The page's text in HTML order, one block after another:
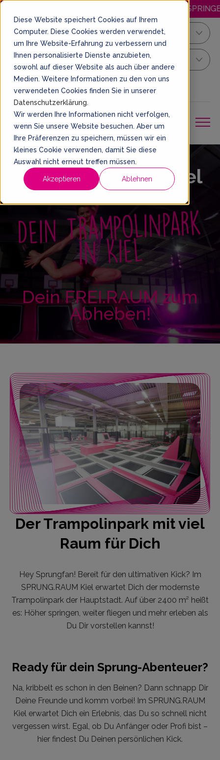
Diese Website speichert Cookies auf Ihrem
Computer. Diese Cookies werden verwendet,
um Ihre Website-Erfahrung zu verbessern und
Ihnen personalisierte Dienste anzubieten,
sowohl auf dieser Website als auch über andere
Medien. Weitere Informationen zu den von uns
verwendeten Cookies finden Sie in unserer
Datenschutzerklärung.
Wir werden Ihre Informationen nicht verfolgen,
wenn Sie unsere Website besuchen. Aber um
Ihre Präferenzen zu speichern, müssen wir ein
kleines Cookie verwenden, damit Sie diese
Auswahl nicht erneut treffen müssen.
Akzeptieren Ablehnen
JEDEN MITTWOCH GÜNSTIGER SPRINGEN!
Kiel
Dein Sprung Ticket
EIN TICKET BUCHEN DE
SPRUNG.RAUM Kiel
Dein Trampolinpark
in Kiel
Dein FREI.RAUM zum
Abheben!
Der Trampolinpark mit viel
Raum für Dich
Hey Sprungfan! Bereit für den ultimativen Kick? Im
SPRUNG.RAUM Kiel erwartet Dich der modernste
Trampolinpark der Hauptstadt. Auf über 2400 m² heißt
es: Höher springen, weiter fliegen und mehr erleben als
Du Dir vorstellen kannst!
Ready für dein Sprung-Abenteuer?
Na, kribbelt es schon in den Beinen? Dann schnapp Dir
Deine Freunde und komm vorbei! Im SPRUNG.RAUM
Kiel erwartet Dich ein Erlebnis, das Du so schnell nicht
vergessen wirst. Egal, ob Du Anfänger oder Profi bist –
hier findest Du Deinen persönlichen Kick.